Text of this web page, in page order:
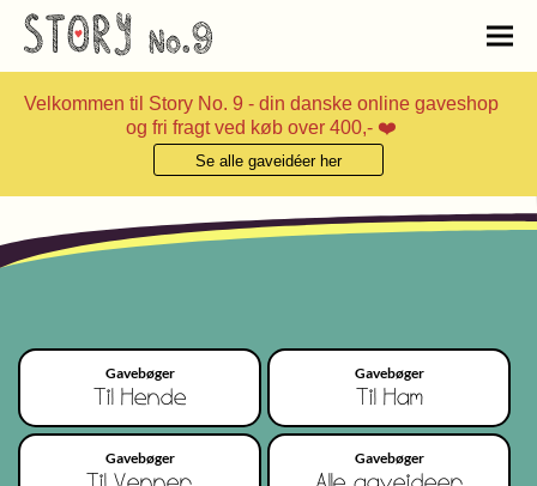
Velkommen til Story No. 9 - din danske online gaveshop
og fri fragt ved køb over 400,- ❤️
Se alle gaveidéer her
Gavebøger
Til Hende
Gavebøger
Til Ham
Gavebøger Gavebøger